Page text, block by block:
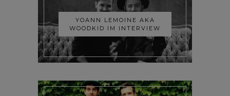
YOANN LEMOINE AKA
WOODKID IM INTERVIEW